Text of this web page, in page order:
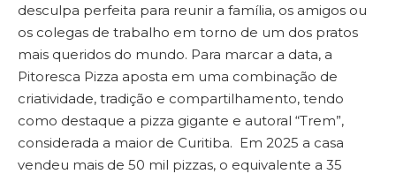
desculpa perfeita para reunir a família, os amigos ou
os colegas de trabalho em torno de um dos pratos
mais queridos do mundo. Para marcar a data, a
Pitoresca Pizza aposta em uma combinação de
criatividade, tradição e compartilhamento, tendo
como destaque a pizza gigante e autoral “Trem”,
considerada a maior de Curitiba. Em 2025 a casa
vendeu mais de 50 mil pizzas, o equivalente a 35